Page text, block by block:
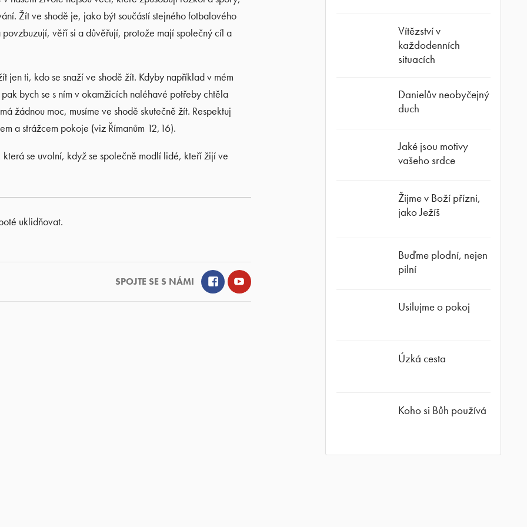
Žít ve shodě je, jako být součástí stejného fotbalového
věří si a důvěřují, protože mají společný cíl a
ti, kdo se snaží ve shodě žít. Kdyby například v mém
bych se s ním v okamžicích naléhavé potřeby chtěla
žádnou moc, musíme ve shodě skutečně žít. Respektuj
a strážcem pokoje (viz Římanům 12,16).
se uvolní, když se společně modlí lidé, kteří žijí ve
uklidňovat.
SPOJTE SE S NÁMI FacebookYouTube
Vítězství v
každodenních
situacích
Danielův neobyčejný
duch
Jaké jsou motivy
vašeho srdce
Žijme v Boží přízni,
jako Ježíš
Buďme plodní, nejen
pilní
Usilujme o pokoj
Úzká cesta
Koho si Bůh používá